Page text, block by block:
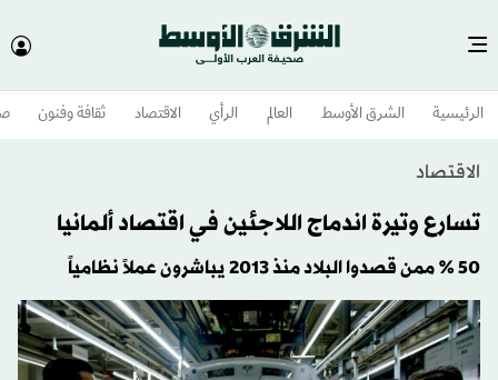
الرئيسية الشرق الأوسط​ العالم الرأي الاقتصاد ثقافة وفنون
الاقتصاد
تسارع وتيرة اندماج اللاجئين في اقتصاد ألمانيا
50 % ممن قصدوا البلاد منذ 2013 يباشرون عملاً نظامياً